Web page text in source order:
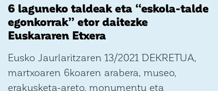
6 laguneko taldeak eta “eskola-talde
egonkorrak” etor daitezke
Euskararen Etxera
Eusko Jaurlaritzaren 13/2021 DEKRETUA,
martxoaren 6koaren arabera, museo,
erakusketa-areto, monumentu eta